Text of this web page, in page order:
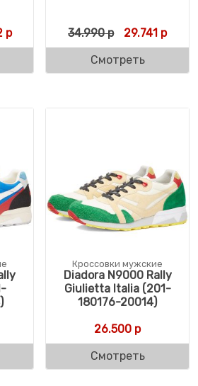
цена составляла 34.990
рТекущая цена: 29.742 р.
34.990р 29.741 р
Смотреть
Кроссовки мужские
Diadora N9000 Rally
Giulietta Italia (201-
180176-20014)
26.500 р
Смотреть